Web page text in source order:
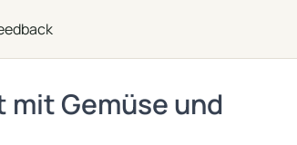
Gemüse und